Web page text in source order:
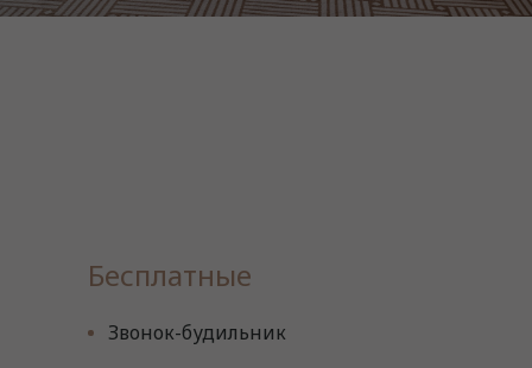
Звонок-будильник
Бесплатные